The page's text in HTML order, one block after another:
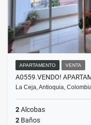
APARTAMENTO VENTA
A0559.VENDO!
La Ceja, Antioquia,
2Alcobas
2 Baños